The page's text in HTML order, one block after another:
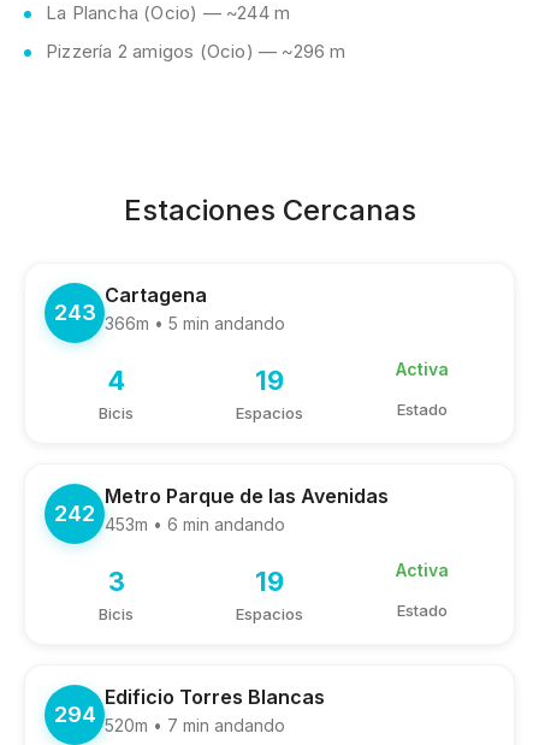
La Plancha (Ocio) — ~244 m
Pizzería 2 amigos (Ocio) — ~296 m
Estaciones Cercanas
243
Cartagena
366m • 5 min andando
4
Bicis
19
Espacios
Activa
Estado
242
Metro Parque de las Avenidas
453m • 6 min andando
3
Bicis
19
Espacios
Activa
Estado
294
Edificio Torres Blancas
520m • 7 min andando